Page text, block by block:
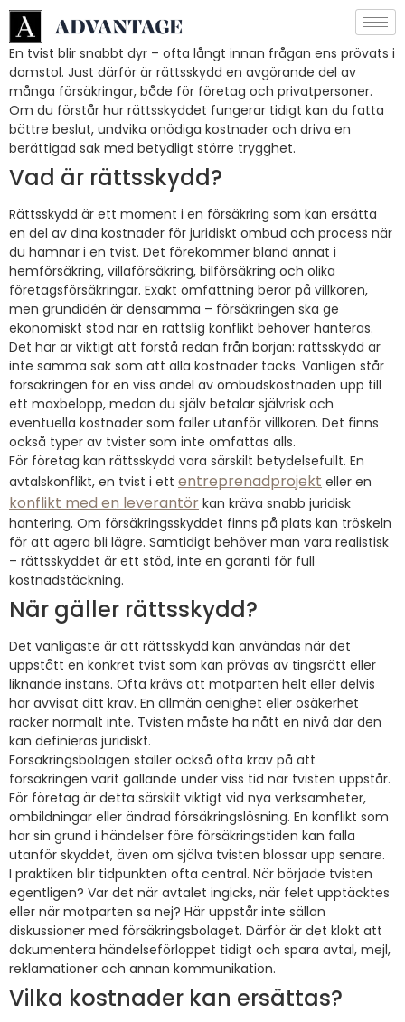
En tvist blir snabbt dyr – ofta långt innan frågan ens prövats i
domstol. Just därför är rättsskydd en avgörande del av
många försäkringar, både för företag och privatpersoner.
Om du förstår hur rättsskyddet fungerar tidigt kan du fatta
bättre beslut, undvika onödiga kostnader och driva en
berättigad sak med betydligt större trygghet.
Vad är rättsskydd?
Rättsskydd är ett moment i en försäkring som kan ersätta
en del av dina kostnader för juridiskt ombud och process när
du hamnar i en tvist. Det förekommer bland annat i
hemförsäkring, villaförsäkring, bilförsäkring och olika
företagsförsäkringar. Exakt omfattning beror på villkoren,
men grundidén är densamma – försäkringen ska ge
ekonomiskt stöd när en rättslig konflikt behöver hanteras.
Det här är viktigt att förstå redan från början: rättsskydd är
inte samma sak som att alla kostnader täcks. Vanligen står
försäkringen för en viss andel av ombudskostnaden upp till
ett maxbelopp, medan du själv betalar självrisk och
eventuella kostnader som faller utanför villkoren. Det finns
också typer av tvister som inte omfattas alls.
För företag kan rättsskydd vara särskilt betydelsefullt. En
avtalskonflikt, en tvist i ett entreprenadprojekt eller en
konflikt med en leverantör kan kräva snabb juridisk
hantering. Om försäkringsskyddet finns på plats kan tröskeln
för att agera bli lägre. Samtidigt behöver man vara realistisk
– rättsskyddet är ett stöd, inte en garanti för full
kostnadstäckning.
När gäller rättsskydd?
Det vanligaste är att rättsskydd kan användas när det
uppstått en konkret tvist som kan prövas av tingsrätt eller
liknande instans. Ofta krävs att motparten helt eller delvis
har avvisat ditt krav. En allmän oenighet eller osäkerhet
räcker normalt inte. Tvisten måste ha nått en nivå där den
kan definieras juridiskt.
Försäkringsbolagen ställer också ofta krav på att
försäkringen varit gällande under viss tid när tvisten uppstår.
För företag är detta särskilt viktigt vid nya verksamheter,
ombildningar eller ändrad försäkringslösning. En konflikt som
har sin grund i händelser före försäkringstiden kan falla
utanför skyddet, även om själva tvisten blossar upp senare.
I praktiken blir tidpunkten ofta central. När började tvisten
egentligen? Var det när avtalet ingicks, när felet upptäcktes
eller när motparten sa nej? Här uppstår inte sällan
diskussioner med försäkringsbolaget. Därför är det klokt att
dokumentera händelseförloppet tidigt och spara avtal, mejl,
reklamationer och annan kommunikation.
Vilka kostnader kan ersättas?